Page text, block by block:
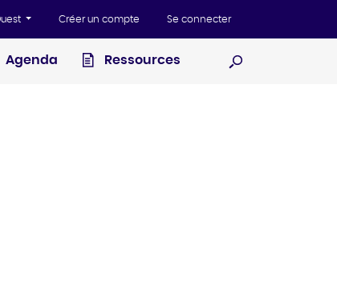
Créer un compte Se connecter
Agenda
Ressources